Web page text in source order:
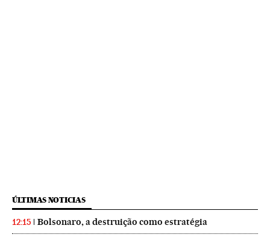
ÚLTIMAS NOTICIAS
12:15 Bolsonaro, a destruição como estratégia